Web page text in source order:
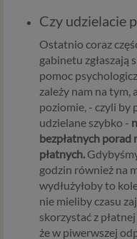
Czy udzielacie
Ostatnio coraz
gabinetu zgłaszają
pomoc
zależy nam na tym,
poziomie, - czyli by
udzielane szybko -
bezpłatnych porad
płatnych.
godzin również na
wydłużyłoby to
nie mieliby czasu
skorzystać z
że w piwerwszej
Partnerzy. Cookies to
plikach i
końcowym (tj. Twój
które przeglądarka
każdorazowym wejściu
podczas gdy
każdej chwili możesz
przeglądarki, by
plików cookies oraz jak
urządzenia.
Zaufani Partnerzy
To firmy i inne
głównie w zakresie